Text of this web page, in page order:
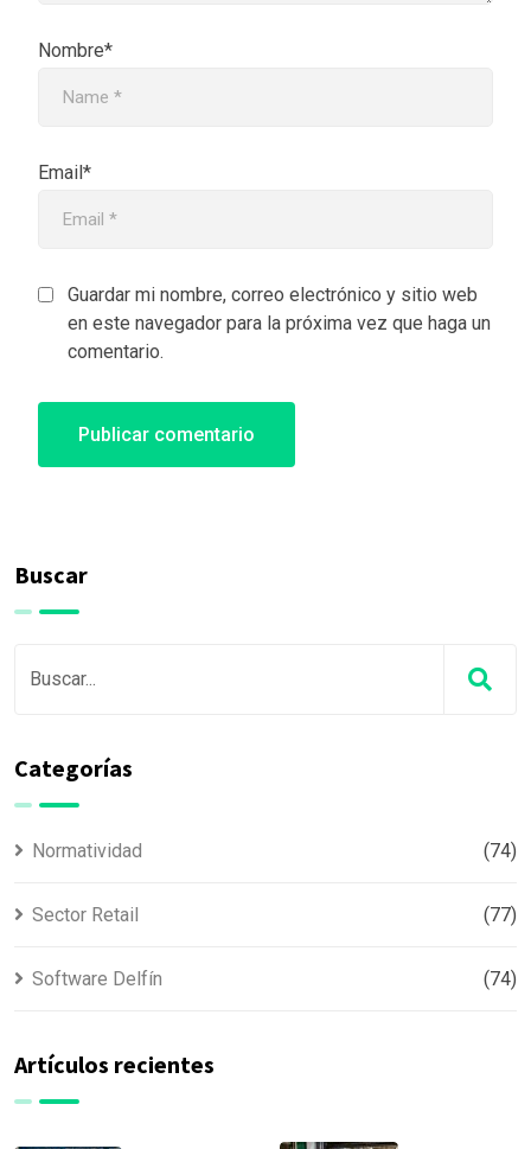
Nombre*
Email*
Guardar mi nombre, correo electrónico y sitio web
en este navegador para la próxima vez que haga un
comentario.
Buscar
Categorías
Normatividad (74)
Sector Retail (77)
Software Delfín (74)
Artículos recientes